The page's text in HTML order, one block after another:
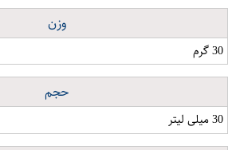
وزن
30 گرم
حجم
30 میلی لیتر